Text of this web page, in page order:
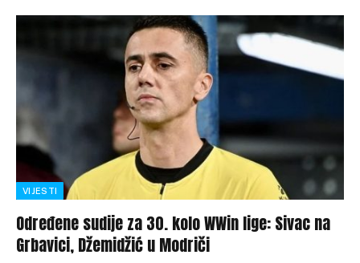
VIJESTI
Određene sudije za 30. kolo WWin lige: Sivac na
Grbavici, Džemidžić u Modriči